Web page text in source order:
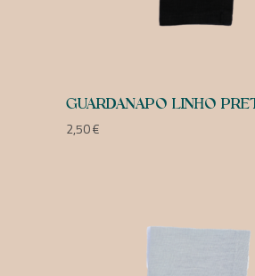
GUARDANAPO LINHO
2,50€